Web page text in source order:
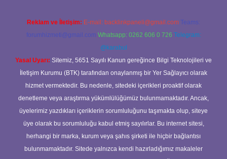
Reklam ve İletişim: E-mail: backlinkpaneli@gmail.com Teams:
forumhizmeti@gmail.com Whatsapp: 0262 606 0 726 Telegram:
@karabul
Yasal Uyarı: Sitemiz, 5651 Sayılı Kanun gereğince Bilgi Teknolojileri ve
İletişim Kurumu (BTK) tarafından onaylanmış bir Yer Sağlayıcı olarak
hizmet vermektedir. Bu nedenle, sitedeki içerikleri proaktif olarak
denetleme veya araştırma yükümlülüğümüz bulunmamaktadır. Ancak,
üyelerimiz yazdıkları içeriklerin sorumluluğunu taşımakta olup, siteye
üye olarak bu sorumluluğu kabul etmiş sayılırlar. Bu internet sitesi,
herhangi bir marka, kurum veya şahıs şirketi ile hiçbir bağlantısı
bulunmamaktadır. Sitede yalnızca kendi hazırladığımız makaleler